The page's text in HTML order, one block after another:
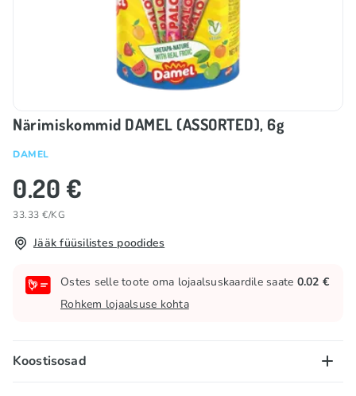
Närimiskommid DAMEL (ASSORTED), 6g
DAMEL
0.20 €
33.33 €/KG
Jääk füüsilistes poodides
Ostes selle toote oma lojaalsuskaardile saate 0.02 €
Rohkem lojaalsuse kohta
Koostisosad